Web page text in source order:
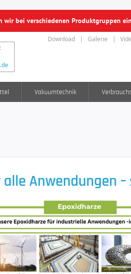
bei verschiedenen Produktgruppen
Download Galerie
Vakuumtechnik
Anwendungen